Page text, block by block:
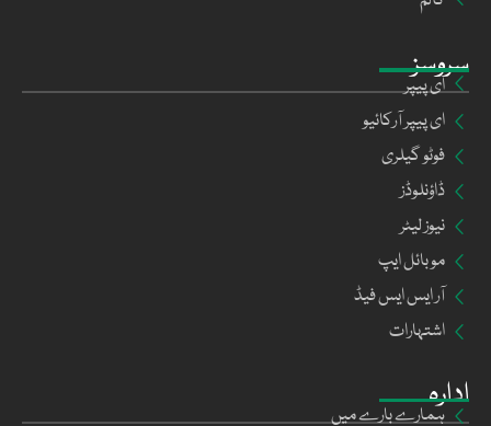
ادارہ
ہمارے بارے میں
سروسز
ای پیپر
ای پیپر آرکائیو
فوٹو گیلری
ڈاؤنلوڈز
نیوز لیٹر
موبائل ایپ
آر ایس ایس فیڈ
اشتہارات